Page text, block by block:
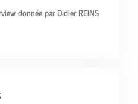
donnée par Didier REINS